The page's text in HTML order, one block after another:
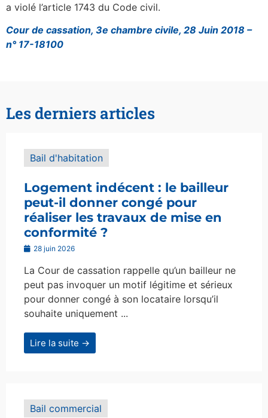
a violé l’article 1743 du Code civil.
Cour de cassation, 3e chambre civile, 28 Juin 2018 –
n° 17-18100
Les derniers articles
Bail d'habitation
Logement indécent : le bailleur
peut-il donner congé pour
réaliser les travaux de mise en
conformité ?
28 juin 2026
La Cour de cassation rappelle qu’un bailleur ne
peut pas invoquer un motif légitime et sérieux
pour donner congé à son locataire lorsqu’il
souhaite uniquement ...
Lire la suite →
Bail commercial